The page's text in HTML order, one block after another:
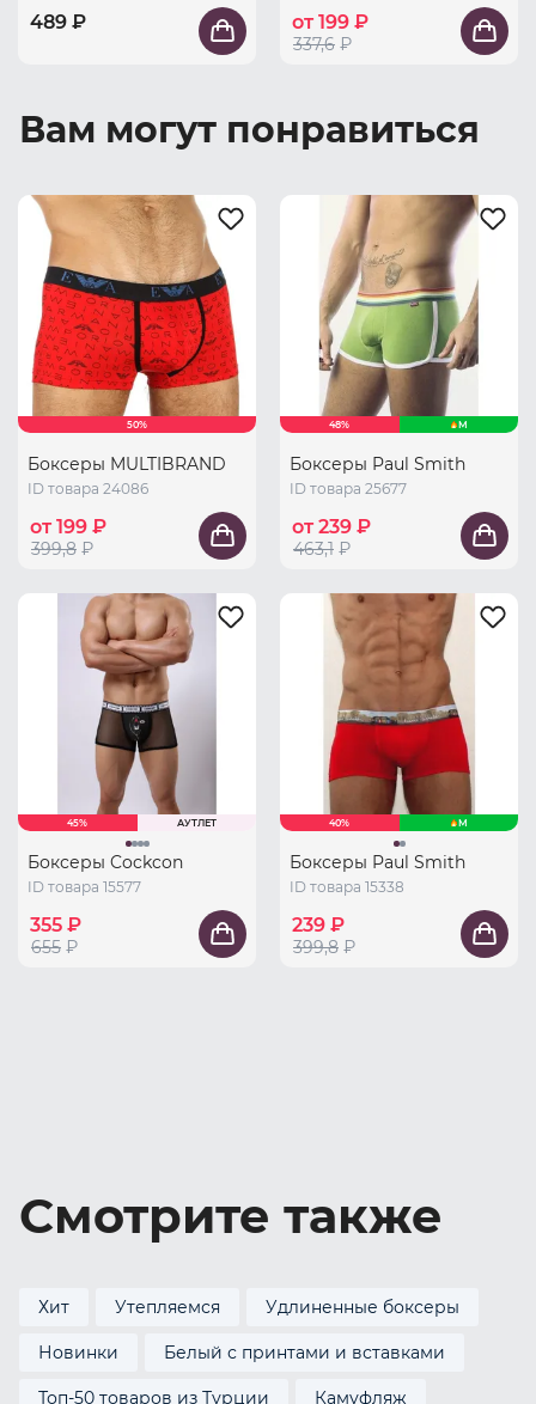
489 ₽ от 199 ₽
337,6 ₽
Вам могут понравиться
50%
Боксеры MULTIBRAND
ID товара 24086
от 199 ₽
399,8 ₽
48% M
Боксеры Paul Smith
ID товара 25677
от 239 ₽
463,1 ₽
45% АУТЛЕТ
Боксеры Cockcon
ID товара 15577
355 ₽
655 ₽
40% M
Боксеры Paul Smith
ID товара 15338
239 ₽
399,8 ₽
Смотрите также
Хит Утепляемся Удлиненные боксеры
Новинки Белый с принтами и вставками
Топ-50 товаров из Турции Камуфляж